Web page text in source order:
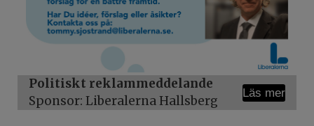
Politiskt reklammeddelande
Sponsor: Liberalerna Hallsberg
Läs mer